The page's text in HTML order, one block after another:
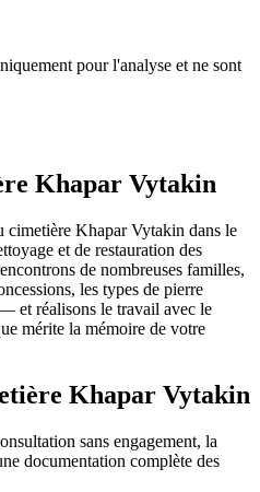
pour l'analyse et ne sont
Khapar Vytakin
Khapar Vytakin dans le
et de restauration des
de nombreuses familles,
les types de pierre
et réalisons le travail avec le
mérite la mémoire de votre
Khapar Vytakin
sans engagement, la
documentation complète des